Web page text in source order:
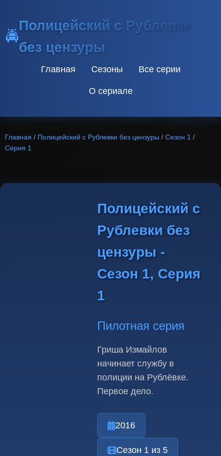
🚔
Полицейский с Рублевки
без цензуры
Главная Сезоны Все серии
О сериале
Главная / Полицейский с Рублевки без цензуры / Сезон 1 /
Серия 1
Полицейский с
Рублевки без
цензуры -
Сезон 1, Серия
1
Пилотная серия
Гриша Измайлов
начинает службу в
полиции на Рублёвке.
Первое дело.
2016
Сезон 1 из 5